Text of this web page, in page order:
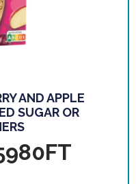
AND APPLE
SUGAR OR
FT